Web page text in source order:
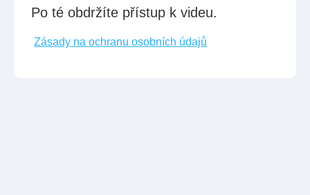
Po té obdržíte přístup k videu.
Zásady na ochranu osobních údajů